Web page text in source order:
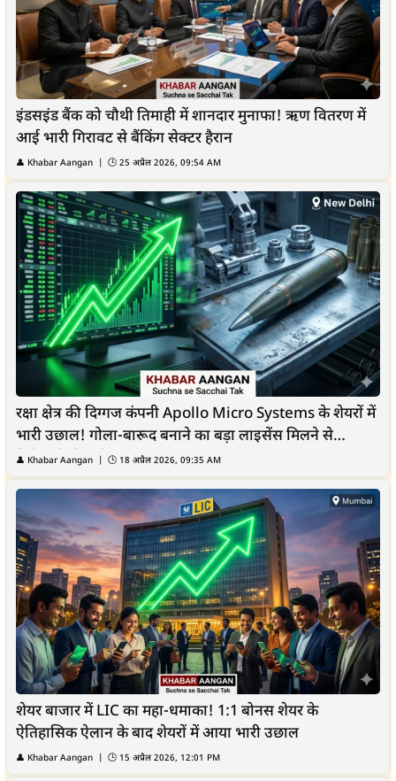
इंडसइंड बैंक को चौथी तिमाही में शानदार मुनाफा! ऋण वितरण में
आई भारी गिरावट से बैंकिंग सेक्टर हैरान
👤 Khabar Aangan | 🕒 25 अप्रैल 2026, 09:54 AM
रक्षा क्षेत्र की दिग्गज कंपनी Apollo Micro Systems के शेयरों में
भारी उछाल! गोला-बारूद बनाने का बड़ा लाइसेंस मिलने से
निवेशकों की हुई चांदी
👤 Khabar Aangan | 🕒 18 अप्रैल 2026, 09:35 AM
शेयर बाजार में LIC का महा-धमाका! 1:1 बोनस शेयर के
ऐतिहासिक ऐलान के बाद शेयरों में आया भारी उछाल
👤 Khabar Aangan | 🕒 15 अप्रैल 2026, 12:01 PM